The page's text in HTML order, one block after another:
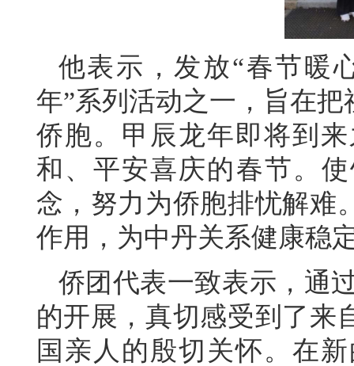
他表示，发放“春节暖
年”系列活动之一，旨在
侨胞。甲辰龙年即将到
和、平安喜庆的春节。
念，努力为侨胞排忧解难
作用，为中丹关系健康稳
侨团代表一致表示，通
的开展，真切感受到了来
国亲人的殷切关怀。在